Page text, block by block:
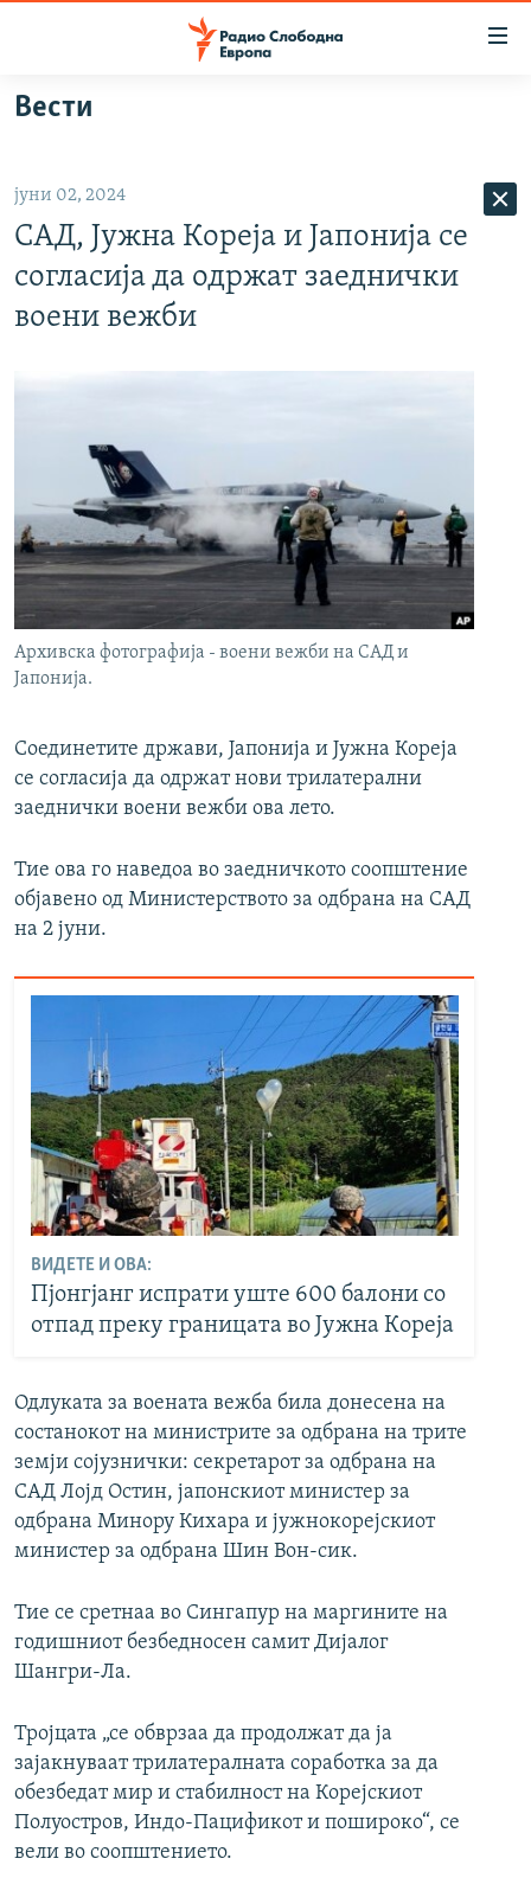
Оди
на
Оди
на
главната
навигација
на
ВИЗУЕЛНО
ВЕСТИ
ШТО ТРЕБА ДА ЗНАЕТЕ
ПОДКАСТ ЗОШТО?
СЛЕДЕТЕ НЕ
РСЕ веб страници
Вести
јуни 02, 2024
САД, Јужна Кореја и Јапонија се
согласија да одржат заеднички
воени вежби
Архивска фотографија - воени вежби на САД и
Јапонија.
Соединетите држави, Јапонија и Јужна Кореја
се согласија да одржат нови трилатерални
заеднички воени вежби ова лето.
Тие ова го наведоа во заедничкото соопштение
објавено од Министерството за одбрана на САД
на 2 јуни.
ВИДЕТЕ И ОВА:
Пјонгјанг испрати уште 600 балони со
отпад преку границата во Јужна Кореја
Одлуката за воената вежба била донесена на
состанокот на министрите за одбрана на трите
земји сојузнички: секретарот за одбрана на
САД Лојд Остин, јапонскиот министер за
одбрана Минору Кихара и јужнокорејскиот
министер за одбрана Шин Вон-сик.
Тие се сретнаа во Сингапур на маргините на
годишниот безбедносен самит Дијалог
Шангри-Ла.
Тројцата „се обврзаа да продолжат да ја
зајакнуваат трилатералната соработка за да
обезбедат мир и стабилност на Корејскиот
Полуостров, Индо-Пацификот и пошироко“, се
вели во соопштението.